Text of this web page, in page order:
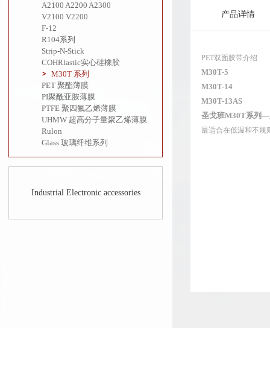
A2100 A2200 A2300
V2100 V2200
F-12
R104系列
Strip-N-Stick
COHRlastic实心硅橡胶
M30T 系列
PET 聚酯薄膜
PI聚酰亚胺薄膜
PTFE 聚四氟乙烯薄膜
UHMW 超高分子量聚乙烯薄膜
Rulon
Glass 玻璃纤维系列
Industrial Electronic accessories
产品详情
PET双面胶带介绍
M30T-5
M30T-14
M30T-13AS
圣戈班M30T系列 —
最适合在低温和不规